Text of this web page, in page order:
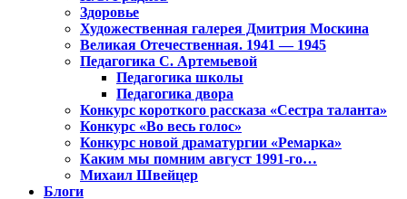
Здоровье
Художественная галерея Дмитрия Москина
Великая Отечественная. 1941 — 1945
Педагогика С. Артемьевой
Педагогика школы
Педагогика двора
Конкурс короткого рассказа «Сестра таланта»
Конкурс «Во весь голос»
Конкурс новой драматургии «Ремарка»
Каким мы помним август 1991-го…
Михаил Швейцер
Блоги